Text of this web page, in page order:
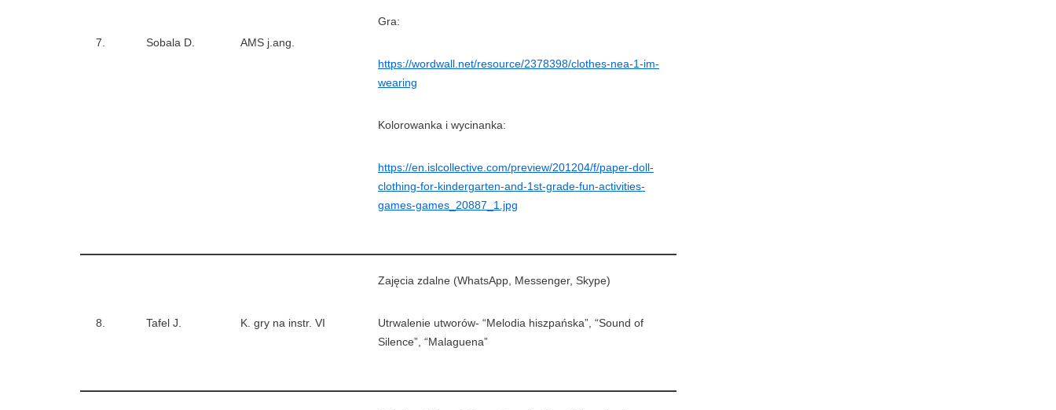
7. Sobala D. AMS j.ang.
Gra:
https://wordwall.net/resource/2378398/clothes-nea-1-im-
wearing
Kolorowanka i wycinanka:
https://en.islcollective.com/preview/201204/f/paper-doll-
clothing-for-kindergarten-and-1st-grade-fun-activities-
games-games_20887_1.jpg
8. Tafel J. K. gry na instr. VI
Zajęcia zdalne (WhatsApp, Messenger, Skype)
Utrwalenie utworów- “Melodia hiszpańska”, “Sound of
Silence”, “Malaguena”